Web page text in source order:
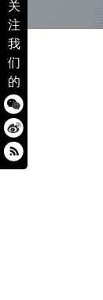
关
注
我
们
的